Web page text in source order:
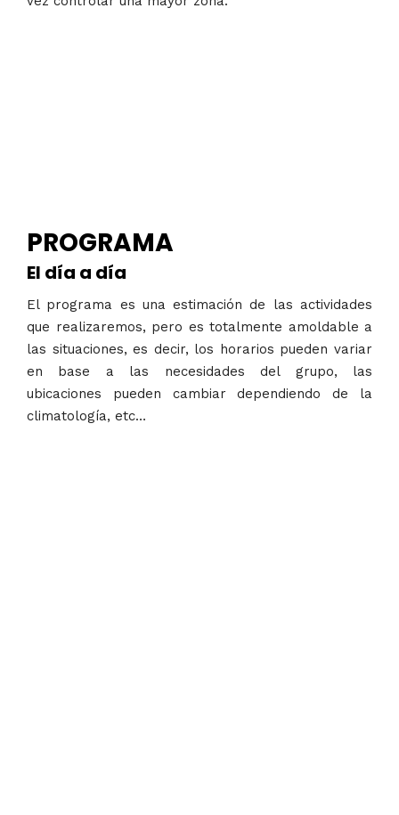
PROGRAMA
El día a día
El programa es una estimación de las actividades
que realizaremos, pero es totalmente amoldable a
las situaciones, es decir, los horarios pueden variar
en base a las necesidades del grupo, las
ubicaciones pueden cambiar dependiendo de la
climatología, etc…